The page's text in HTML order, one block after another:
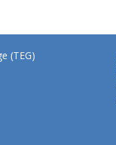
(TEG)